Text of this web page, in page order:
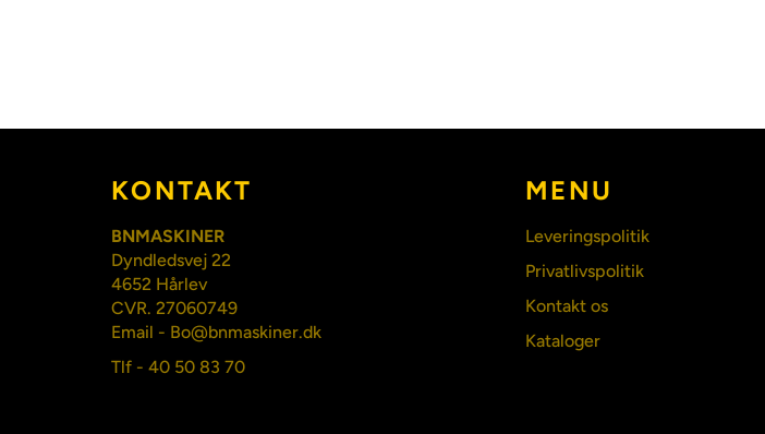
KONTAKT
BNMASKINER
Dyndledsvej 22
4652 Hårlev
CVR. 27060749
Email - Bo@bnmaskiner.dk
Tlf - 40 50 83 70
MENU
Leveringspolitik
Privatlivspolitik
Kontakt os
Kataloger